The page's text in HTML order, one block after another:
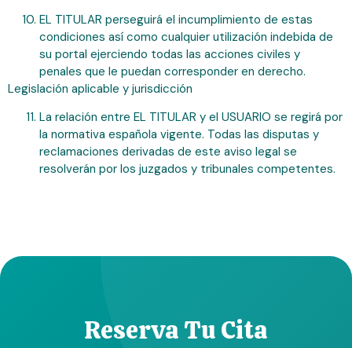
EL TITULAR perseguirá el incumplimiento de estas
condiciones así como cualquier utilización indebida de
su portal ejerciendo todas las acciones civiles y
penales que le puedan corresponder en derecho.
Legislación aplicable y jurisdicción
La relación entre EL TITULAR y el USUARIO se regirá por
la normativa española vigente. Todas las disputas y
reclamaciones derivadas de este aviso legal se
resolverán por los juzgados y tribunales competentes.
Reserva Tu Cita